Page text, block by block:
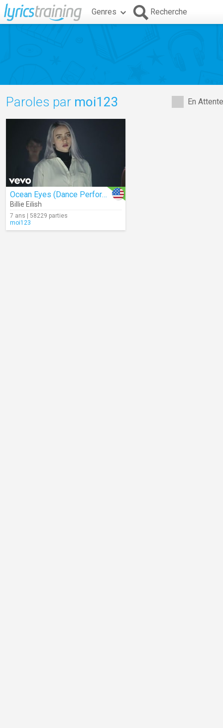
Genres Recherche
En
Paroles par moi123
Ocean Eyes (Dance Performance)
Billie Eilish
7 ans | 58229 parties
moi123